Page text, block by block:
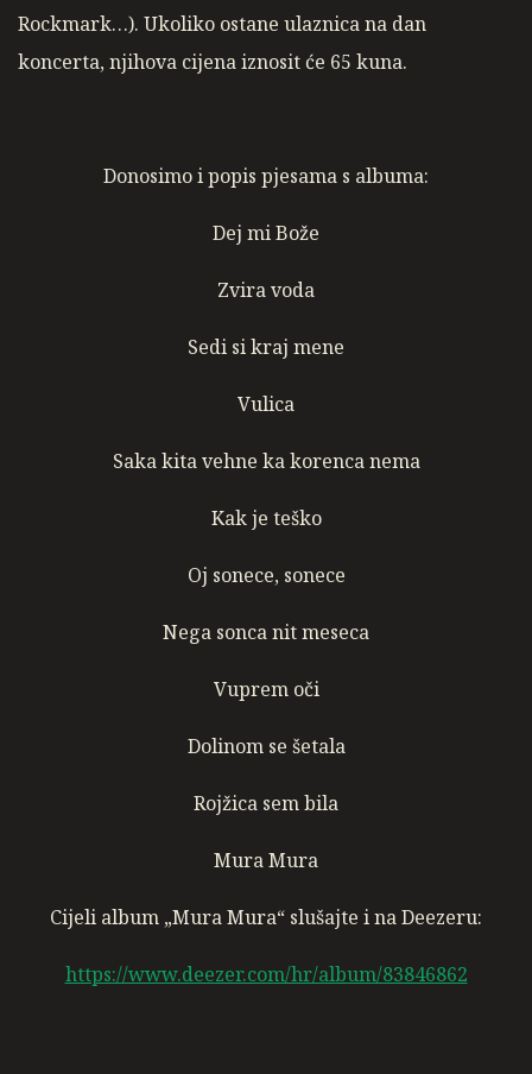
Rockmark…). Ukoliko ostane ulaznica na dan
koncerta, njihova cijena iznosit će 65 kuna.
Donosimo i popis pjesama s albuma:
Dej mi Bože
Zvira voda
Sedi si kraj mene
Vulica
Saka kita vehne ka korenca nema
Kak je teško
Oj sonece, sonece
Nega sonca nit meseca
Vuprem oči
Dolinom se šetala
Rojžica sem bila
Mura Mura
Cijeli album „Mura Mura“ slušajte i na Deezeru:
https://www.deezer.com/hr/album/83846862